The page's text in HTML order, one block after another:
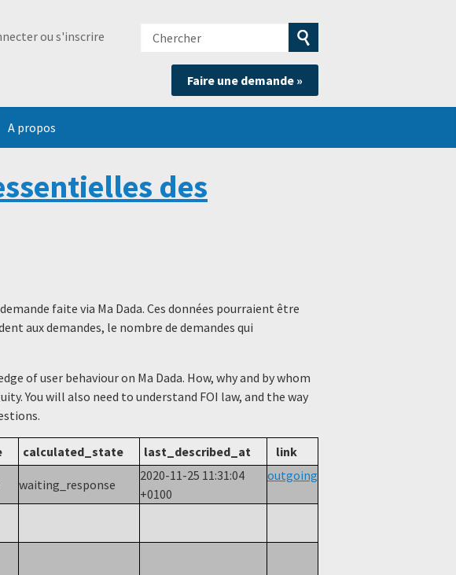
ou s'inscrire
Chercher
Soumettre
la
recherche
Faire une demande »
A propos
des
faite via Ma Dada. Ces données pourraient être
aux demandes, le nombre de demandes qui
of user behaviour on Ma Dada. How, why and by whom
You will also need to understand FOI law, and the way
calculated_state last_described_at link
waiting_response
2020-11-25 11:31:04
+0100
outgoing